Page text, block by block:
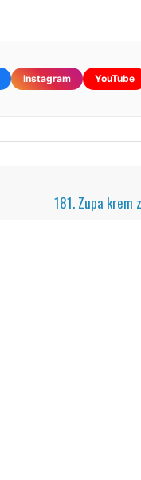
Instagram YouTube
181. Zupa krem